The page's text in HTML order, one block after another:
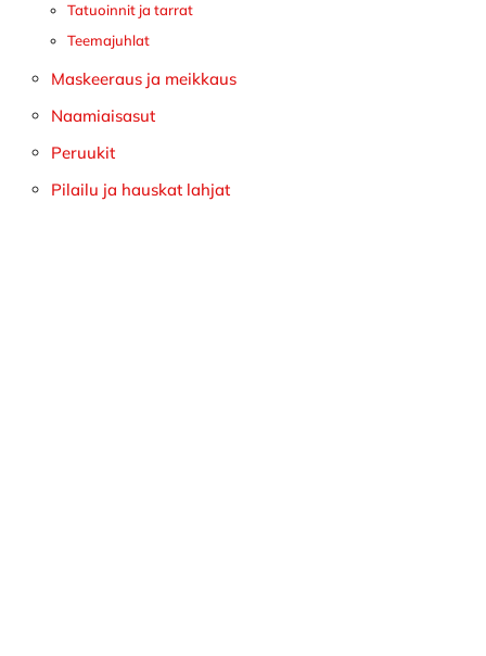
Tatuoinnit ja tarrat
Teemajuhlat
Maskeeraus ja meikkaus
Naamiaisasut
Peruukit
Pilailu ja hauskat lahjat